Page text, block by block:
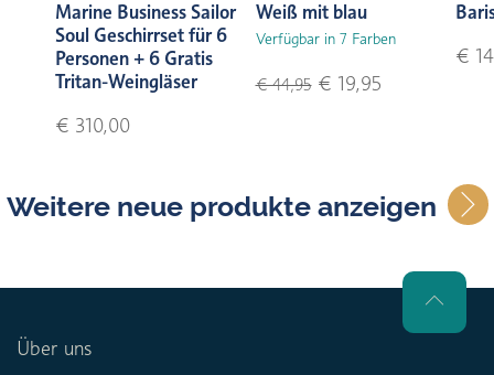
Marine Business Sailor
Soul Geschirrset für 6
Personen + 6 Gratis
Tritan-Weingläser
€ 310,00
Weiß mit blau
Verfügbar in 7 Farben
€ 44,95€ 19,95
€
Weitere neue produkte anzeigen
Über uns